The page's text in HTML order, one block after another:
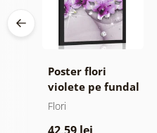
Poster flori
violete pe fundal
abstract
Flori
42,59 lei